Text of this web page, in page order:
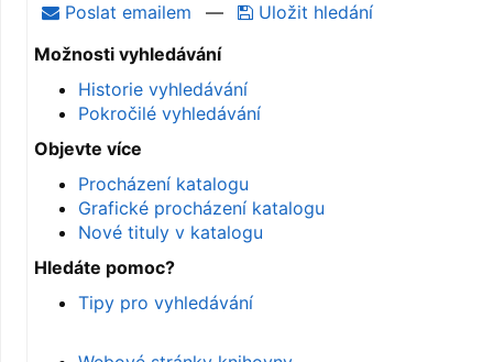
Poslat emailem
—
Uložit hledání
Možnosti vyhledávání
Historie vyhledávání
Pokročilé vyhledávání
Objevte více
Procházení katalogu
Grafické procházení katalogu
Nové tituly v katalogu
Hledáte pomoc?
Tipy pro vyhledávání